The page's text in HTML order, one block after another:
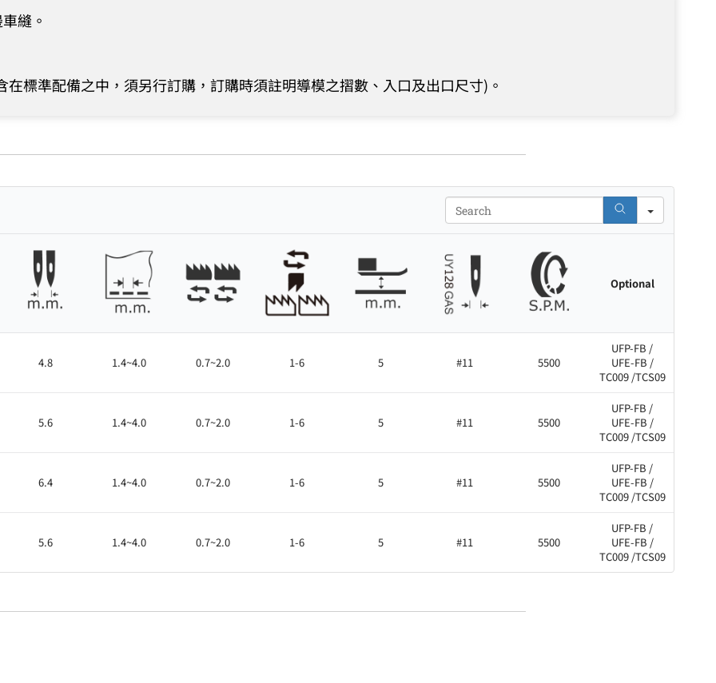
縫。
標準配備之中，須另行訂購，訂購時須註明導模之摺數、入口及出口尺寸)。
Search
Optional
4.8 1.4~4.0 0.7~2.0 1-6 5 #11 5500
UFP-FB /
UFE-FB /
TC009 /TCS09
5.6 1.4~4.0 0.7~2.0 1-6 5 #11 5500
UFP-FB /
UFE-FB /
TC009 /TCS09
6.4 1.4~4.0 0.7~2.0 1-6 5 #11 5500
UFP-FB /
UFE-FB /
TC009 /TCS09
5.6 1.4~4.0 0.7~2.0 1-6 5 #11 5500
UFP-FB /
UFE-FB /
TC009 /TCS09